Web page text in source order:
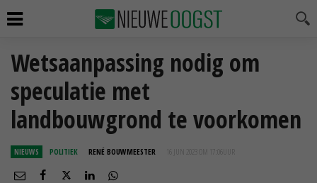
Wetsaanpassing nodig om
speculatie met
landbouwgrond te voorkomen
NIEUWS POLITIEK RENÉ BOUWMEESTER 16 JUN 2023 OM 17:06